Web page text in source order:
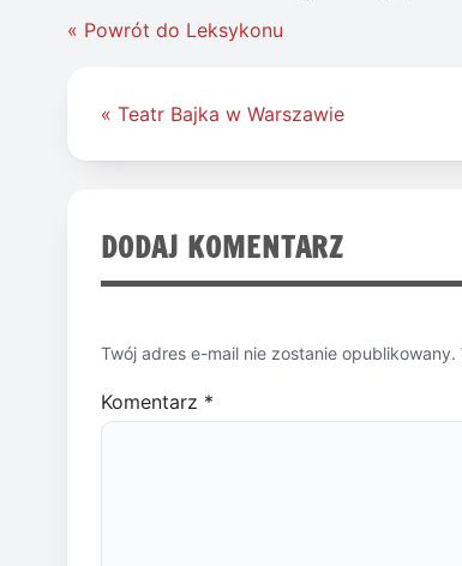
« Powrót do Leksykonu
Nawigacja
« Teatr Bajka w Warszawie
DODAJ KOMENTARZ
Twój adres e-mail nie zostanie opublikowany.
Komentarz *